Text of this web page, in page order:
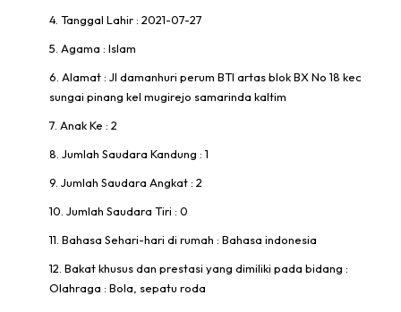
4. Tanggal Lahir : 2021-07-27
5. Agama : Islam
6. Alamat : Jl damanhuri perum BTI artas blok BX No 18 kec
sungai pinang kel mugirejo samarinda kaltim
7. Anak Ke : 2
8. Jumlah Saudara Kandung : 1
9. Jumlah Saudara Angkat : 2
10. Jumlah Saudara Tiri : 0
11. Bahasa Sehari-hari di rumah : Bahasa indonesia
12. Bakat khusus dan prestasi yang dimiliki pada bidang :
Olahraga : Bola, sepatu roda